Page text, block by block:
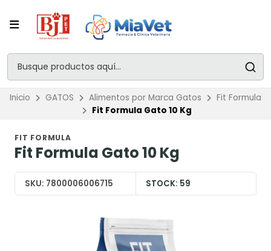
Inicio GATOS Alimentos por Marca Gatos
Fit Formula
Fit Formula Gato 10 Kg
FIT FORMULA
Fit Formula Gato 10 Kg
SKU: 7800006006715 STOCK: 59